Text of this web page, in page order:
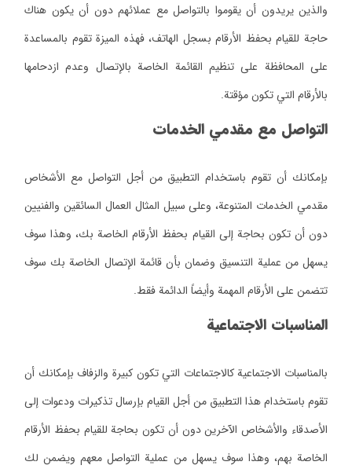
والذين يريدون أن يقوموا بالتواصل مع عملائهم دون أن يكون هناك
حاجة للقيام بحفظ الأرقام بسجل الهاتف، فهذه الميزة تقوم بالمساعدة
على المحافظة على تنظيم القائمة الخاصة بالإتصال وعدم ازدحامها
بالأرقام التي تكون مؤقتة.
التواصل مع مقدمي الخدمات
بإمكانك أن تقوم باستخدام التطبيق من أجل التواصل مع الأشخاص
مقدمي الخدمات المتنوعة، وعلى سبيل المثال العمال السائقين والفنيين
دون أن تكون بحاجة إلى القيام بحفظ الأرقام الخاصة بك، وهذا سوف
يسهل من عملية التنسيق وضمان بأن قائمة الإتصال الخاصة بك سوف
تتضمن على الأرقام المهمة وأيضاً الدائمة فقط.
المناسبات الاجتماعية
بالمناسبات الاجتماعية كالاجتماعات التي تكون كبيرة والزفاف بإمكانك أن
تقوم باستخدام هذا التطبيق من أجل القيام بإرسال تذكيرات ودعوات إلى
الأصدقاء والأشخاص الآخرين دون أن تكون بحاجة للقيام بحفظ الأرقام
الخاصة بهم، وهذا سوف يسهل من عملية التواصل معهم ويضمن لك